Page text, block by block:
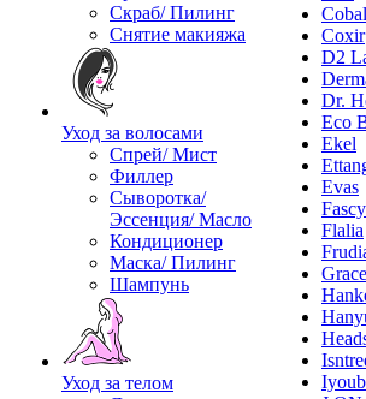
Скраб/ Пилинг
Снятие макияжа
Уход за волосами
Спрей/ Мист
Филлер
Сыворотка/
Эссенция/ Масло
Кондиционер
Маска/ Пилинг
Шампунь
Уход за телом
Coxir
D2
Dr.
Eco
Ekel
Evas
Fascy
Flalia
Grace
Iyoub